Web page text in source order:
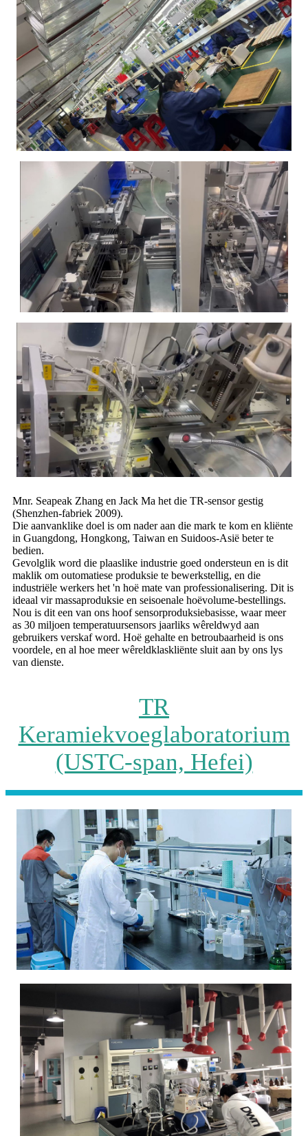
Mnr. Seapeak Zhang en Jack Ma het die TR-sensor gestig
(Shenzhen-fabriek 2009).
Die aanvanklike doel is om nader aan die mark te kom en kliënte
in Guangdong, Hongkong, Taiwan en Suidoos-Asië beter te
bedien.
Gevolglik word die plaaslike industrie goed ondersteun en is dit
maklik om outomatiese produksie te bewerkstellig, en die
industriële werkers het 'n hoë mate van professionalisering. Dit is
ideaal vir massaproduksie en seisoenale hoëvolume-bestellings.
Nou is dit een van ons hoof sensorproduksiebasisse, waar meer
as 30 miljoen temperatuursensors jaarliks ​​wêreldwyd aan
gebruikers verskaf word. Hoë gehalte en betroubaarheid is ons
voordele, en al hoe meer wêreldklaskliënte sluit aan by ons lys
van dienste.
TR
Keramiekvoeglaboratorium
(USTC-span, Hefei)